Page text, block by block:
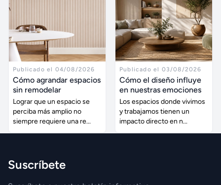
Publicado el 04/08/2026
Cómo agrandar espacios
sin remodelar
Lograr que un espacio se
perciba más amplio no
siempre requiere una re...
Publicado el 03/08/2026
Cómo el diseño influye
en nuestras emociones
Los espacios donde vivimos
y trabajamos tienen un
impacto directo en n...
Suscríbete